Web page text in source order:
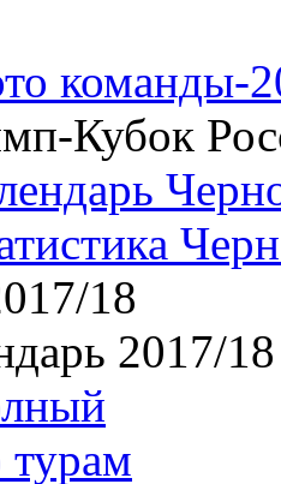
команды-
Кубок
18
2017/18